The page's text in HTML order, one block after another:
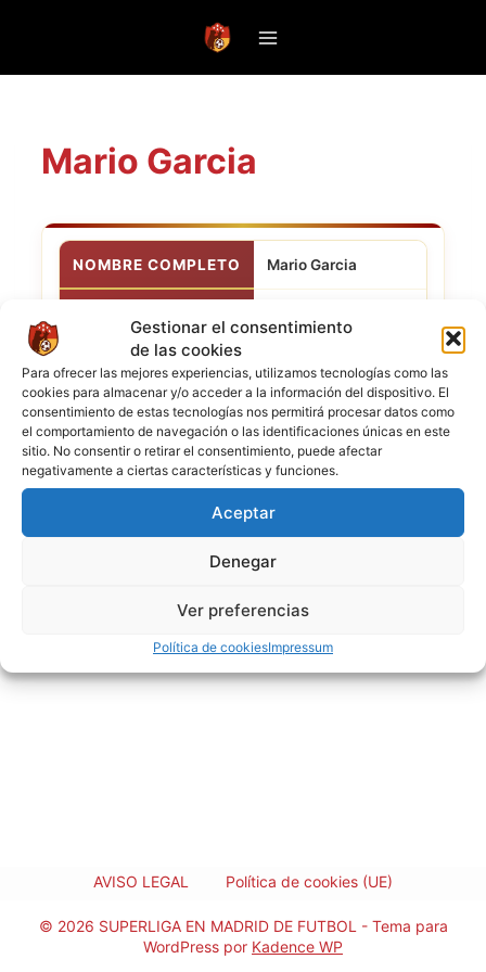
Gestionar el consentimiento
de las cookies
Para ofrecer las mejores experiencias, utilizamos tecnologías como las
cookies para almacenar y/o acceder a la información del dispositivo. El
consentimiento de estas tecnologías nos permitirá procesar datos como
el comportamiento de navegación o las identificaciones únicas en este
sitio. No consentir o retirar el consentimiento, puede afectar
negativamente a ciertas características y funciones.
Aceptar
Denegar
Ver preferencias
Política de cookiesImpressum
Mario Garcia
NOMBRE COMPLETO Mario Garcia
CLUB ACTUAL West Ham Utd
NACIONALIDAD
AVISO LEGAL Política de cookies (UE)
© 2026 SUPERLIGA EN MADRID DE FUTBOL - Tema para
WordPress por Kadence WP